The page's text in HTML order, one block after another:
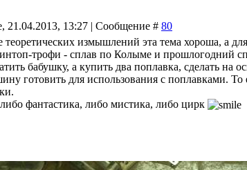
21.04.2013, 13:27 | Сообщение # 80
теоретических измышлений эта тема хороша, а
трофи - сплав по Колыме и прошлогодний
бабушку, а купить два поплавка, сделать на
готовить для использования с поплавками.
фантастика, либо мистика, либо цирк